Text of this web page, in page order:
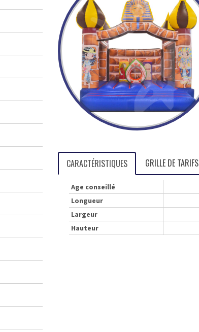
CARACTÉRISTIQUES GRILLE DE TARIFS
Age conseillé
Longueur
Largeur
Hauteur